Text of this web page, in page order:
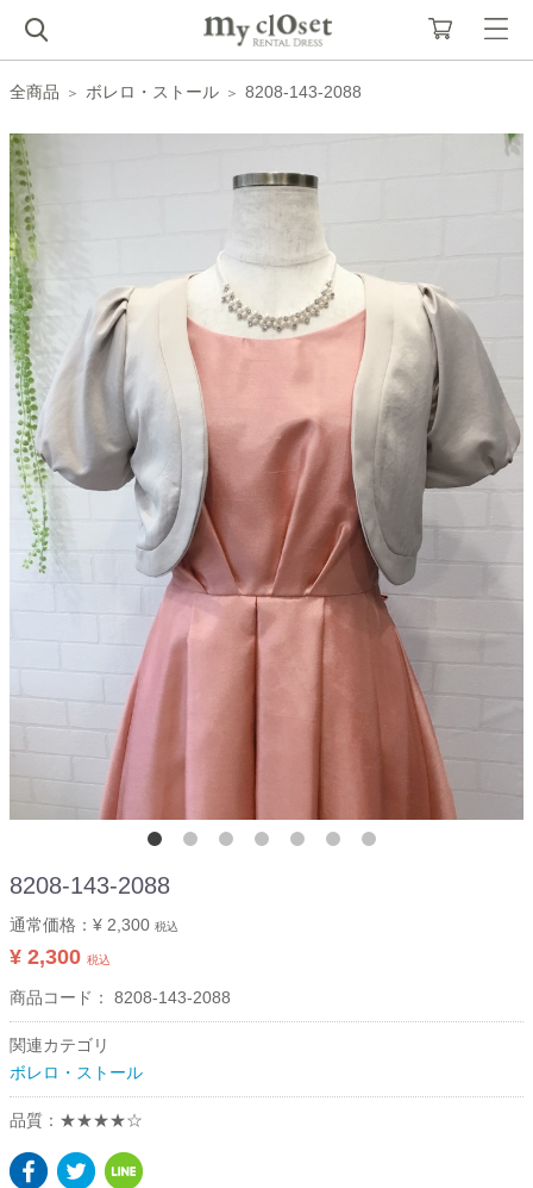
全商品 ボレロ・ストール 8208-143-2088
8208-143-2088
通常価格： ¥ 2,300 税込
¥ 2,300 税込
商品コード： 8208-143-2088
関連カテゴリ
ボレロ・ストール
品質：★★★★☆